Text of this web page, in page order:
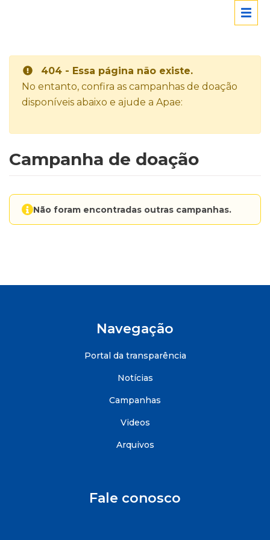
404 - Essa página não existe.
No entanto, confira as campanhas de doação
disponíveis abaixo e ajude a Apae:
Campanha de doação
Não foram encontradas outras campanhas.
Navegação
Portal da transparência
Notícias
Campanhas
Videos
Arquivos
Fale conosco